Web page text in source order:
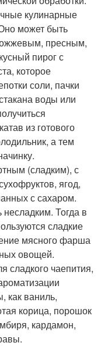
кулинарные
может быть
пресным,
пирог с
которое
соли, пачки
воды или
из готового
а тем
(сладким), с
ягод,
с сахаром.
Тогда в
сладкие
мясного фарша
овощей.
сладкого чаепития,
как ваниль,
корица, порошок
кардамон,